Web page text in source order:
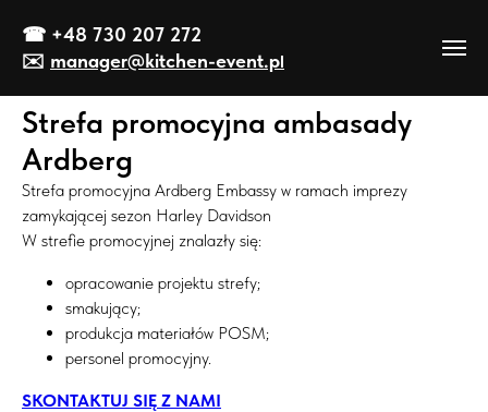
☎ +48 730 207 272
✉️ manager@kitchen-event.pl
Strefa promocyjna ambasady
Ardberg
Strefa promocyjna Ardberg Embassy w ramach imprezy
zamykającej sezon Harley Davidson
W strefie promocyjnej znalazły się:
opracowanie projektu strefy;
smakujący;
produkcja materiałów POSM;
personel promocyjny.
SKONTAKTUJ SIĘ Z NAMI